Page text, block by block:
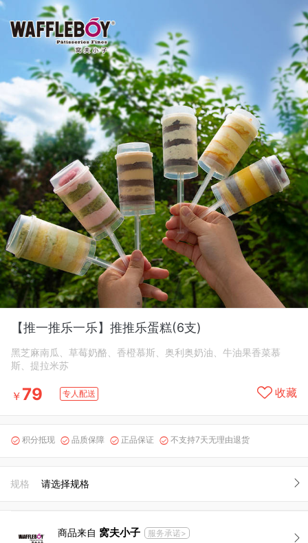
【推一推乐一乐】推推乐蛋糕(6支)
黑芝麻南瓜、草莓奶酪、香橙慕斯、奥利奥奶油、牛油果香菜慕
斯、提拉米苏
￥ 79 专人配送 收藏
 积分抵现  品质保障  正品保证  不支持7天无理由退货
规格 请选择规格
商品来自 窝夫小子
服务承诺>